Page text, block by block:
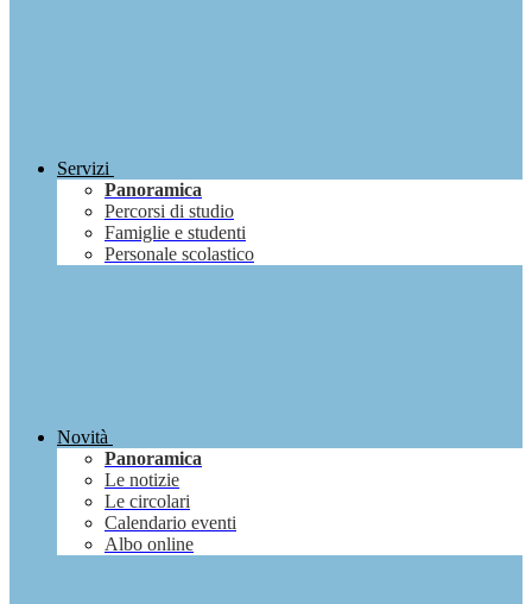
Servizi
Panoramica
Percorsi di studio
Famiglie e studenti
Personale scolastico
Novità
Panoramica
Le notizie
Le circolari
Calendario eventi
Albo online